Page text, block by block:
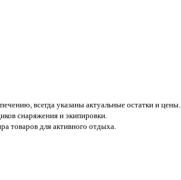
всегда указаны актуальные остатки и цены.
снаряжения и экипировки.
товаров для активного отдыха.